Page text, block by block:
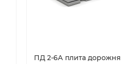
ПД 2-6А плита дорожня